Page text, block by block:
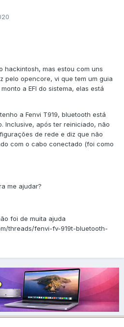
hackintosh, mas estou com uns
pelo opencore, vi que tem um guia
a EFI do sistema, elas está
a Fenvi T919, bluetooth está
Inclusive, após ter reiniciado, não
de rede e diz que não
com o cabo conectado (foi como
me ajudar?
foi de muita ajuda
threads/fenvi-fv-919t-bluetooth-